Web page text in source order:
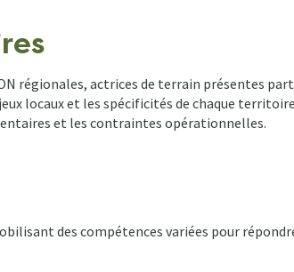
régionales, actrices de terrain présentes
locaux et les spécificités de chaque
et les contraintes opérationnelles.
des compétences variées pour